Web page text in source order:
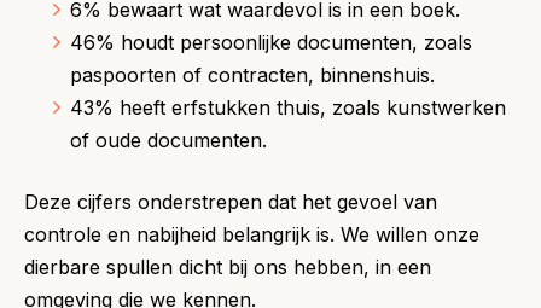
6% bewaart wat waardevol is in een boek.
46% houdt persoonlijke documenten, zoals
paspoorten of contracten, binnenshuis.
43% heeft erfstukken thuis, zoals kunstwerken
of oude documenten.
Deze cijfers onderstrepen dat het gevoel van
controle en nabijheid belangrijk is. We willen onze
dierbare spullen dicht bij ons hebben, in een
omgeving die we kennen.